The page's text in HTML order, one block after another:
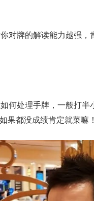
对牌的解读能力越强，
何处理手牌，一般打
果都没成绩肯定就菜嘛！